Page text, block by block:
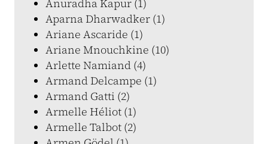
Anuradha Kapur (1)
Aparna Dharwadker (1)
Ariane Ascaride (1)
Ariane Mnouchkine (10)
Arlette Namiand (4)
Armand Delcampe (1)
Armand Gatti (2)
Armelle Héliot (1)
Armelle Talbot (2)